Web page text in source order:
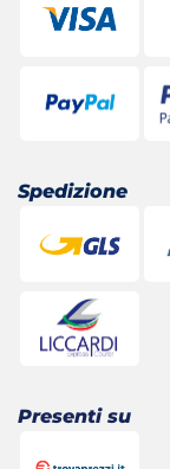
Spedizione
Presenti su